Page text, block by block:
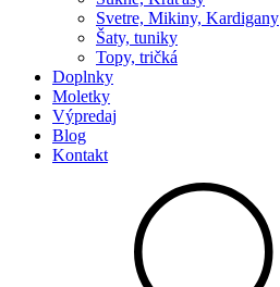
Svetre, Mikiny, Kardigany
Šaty, tuniky
Topy, tričká
Doplnky
Moletky
Výpredaj
Blog
Kontakt